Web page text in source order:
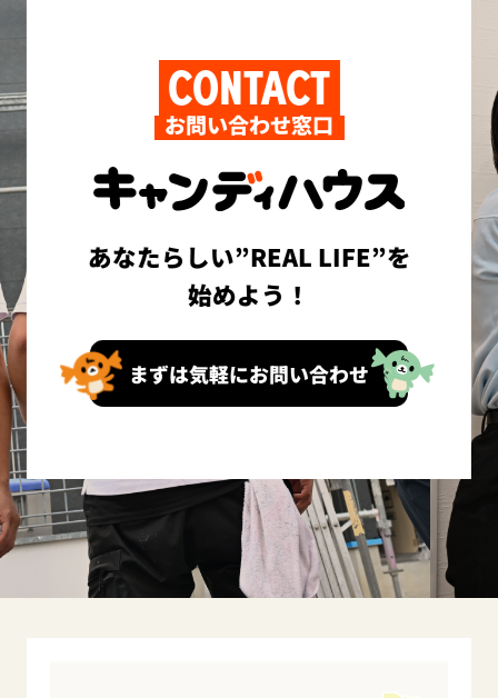
CONTACT
お問い合わせ窓口
あなたらしい”REAL LIFE”を
始めよう！
まずは気軽にお問い合わせ